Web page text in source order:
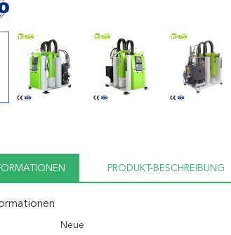
PRODUKT-BESCHREIBUNG
Neue